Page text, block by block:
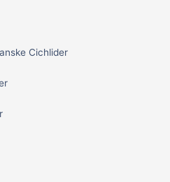
Cichlider